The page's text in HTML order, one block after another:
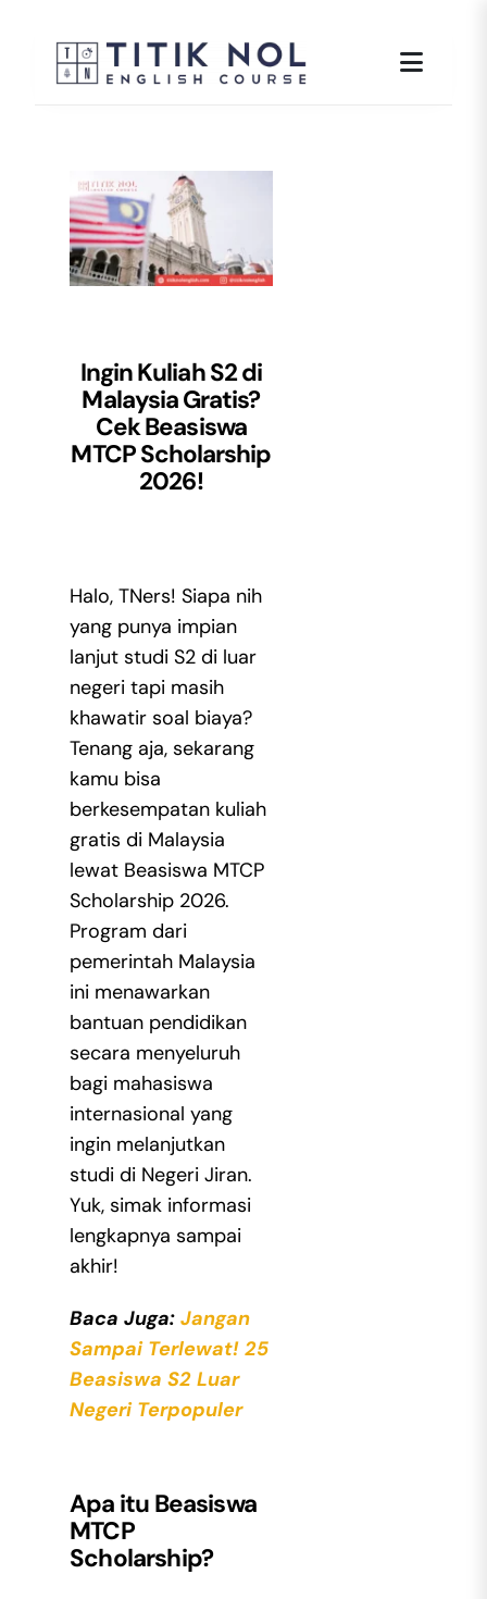
content
Ingin Kuliah S2 di
Malaysia Gratis?
CekBeasiswa
MTCP Scholarship
2026!
Halo, TNers! Siapa nih
yang punya impian
lanjut studi S2 di luar
negeri tapi masih
khawatir soal biaya?
Tenang aja, sekarang
kamu bisa
berkesempatan kuliah
gratis di Malaysia
lewat Beasiswa MTCP
Scholarship 2026.
Program dari
pemerintah Malaysia
ini menawarkan
bantuan pendidikan
secara menyeluruh
bagi mahasiswa
internasional yang
ingin melanjutkan
studi di Negeri Jiran.
Yuk, simak informasi
lengkapnya sampai
akhir!
Baca Juga: Jangan
Sampai Terlewat! 25
Beasiswa S2 Luar
Negeri Terpopuler
Apa itu Beasiswa
MTCP
Scholarship?